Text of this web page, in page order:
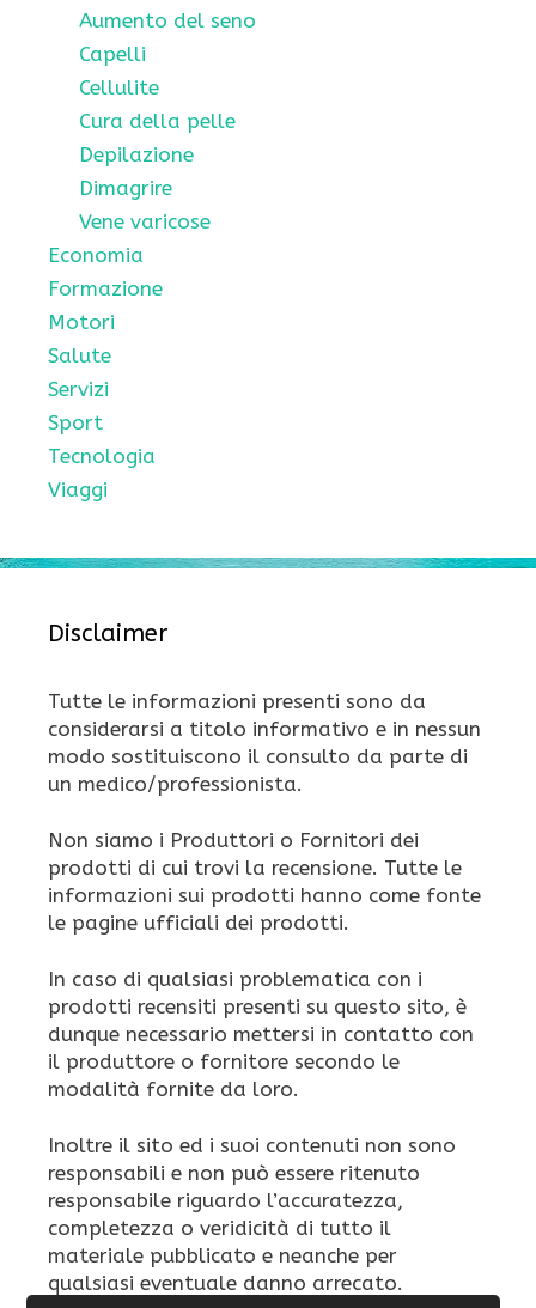
Aumento del seno
Capelli
Cellulite
Cura della pelle
Depilazione
Dimagrire
Vene varicose
Economia
Formazione
Motori
Salute
Servizi
Sport
Tecnologia
Viaggi
Disclaimer
Tutte le informazioni presenti sono da
considerarsi a titolo informativo e in nessun
modo sostituiscono il consulto da parte di
un medico/professionista.
Non siamo i Produttori o Fornitori dei
prodotti di cui trovi la recensione. Tutte le
informazioni sui prodotti hanno come fonte
le pagine ufficiali dei prodotti.
In caso di qualsiasi problematica con i
prodotti recensiti presenti su questo sito, è
dunque necessario mettersi in contatto con
il produttore o fornitore secondo le
modalità fornite da loro.
Inoltre il sito ed i suoi contenuti non sono
responsabili e non può essere ritenuto
responsabile riguardo l’accuratezza,
completezza o veridicità di tutto il
materiale pubblicato e neanche per
qualsiasi eventuale danno arrecato.